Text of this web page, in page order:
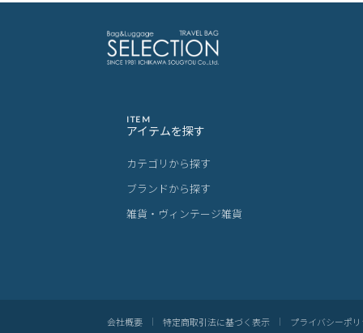
ITEM
アイテムを探す
カテゴリから探す
ブランドから探す
雑貨・ヴィンテージ雑貨
会社概要 特定商取引法に基づく表示 プライバシーポ